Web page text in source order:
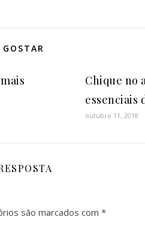
Chique no
essenciais
outubro 11, 2018
são marcados com *